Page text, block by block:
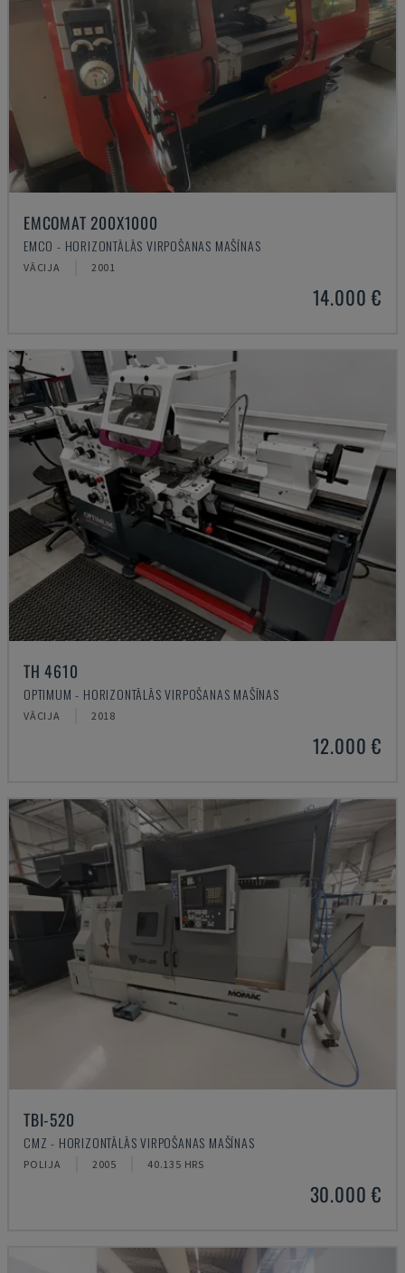
EMCOMAT 200X1000
EMCO - HORIZONTĀLĀS VIRPOŠANAS MAŠĪNAS
VĀCIJA 2001
14.000 €
TH 4610
OPTIMUM - HORIZONTĀLĀS VIRPOŠANAS MAŠĪNAS
VĀCIJA 2018
12.000 €
TBI-520
CMZ - HORIZONTĀLĀS VIRPOŠANAS MAŠĪNAS
POLIJA 2005 40.135 HRS
30.000 €